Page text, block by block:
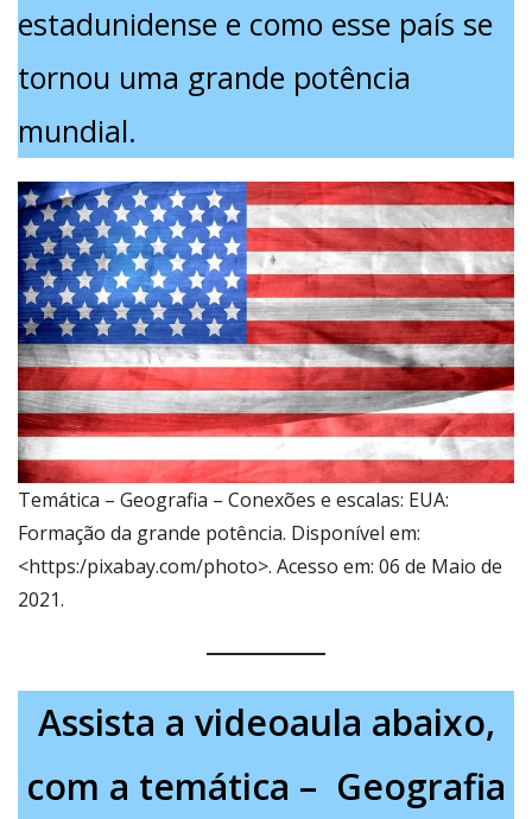
estadunidense e como esse país se
tornou uma grande potência
mundial.
Temática – Geografia – Conexões e escalas: EUA:
Formação da grande potência. Disponível em:
<https:/pixabay.com/photo>. Acesso em: 06 de Maio de
2021.
Assista a videoaula abaixo,
com a temática – Geografia